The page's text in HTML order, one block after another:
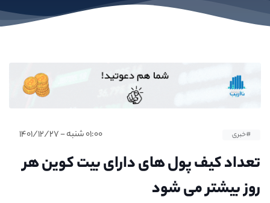
#خبری ۰۱:۰۰ شنبه - ۱۴۰۱/۱۲/۲۷
تعداد کیف‌ پول‌ های دارای بیت کوین هر
روز بیشتر می شود